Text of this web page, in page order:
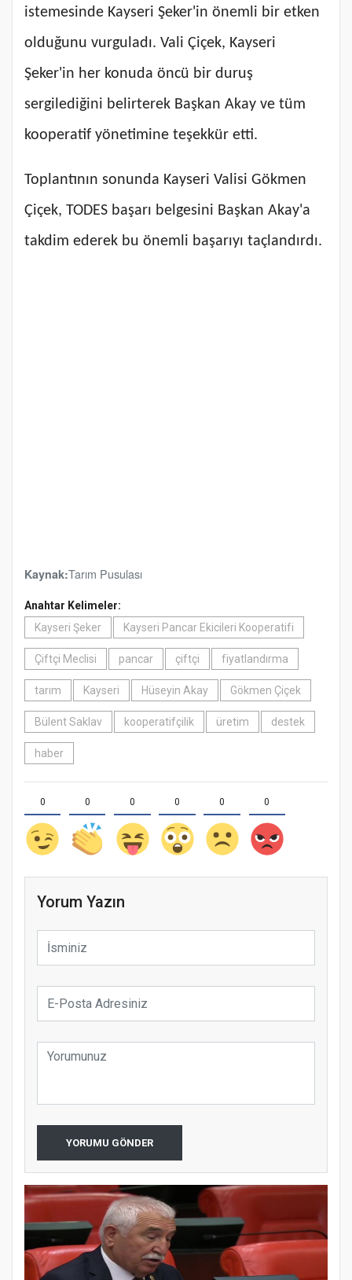
istemesinde Kayseri Şeker'in önemli bir etken
olduğunu vurguladı. Vali Çiçek, Kayseri
Şeker'in her konuda öncü bir duruş
sergilediğini belirterek Başkan Akay ve tüm
kooperatif yönetimine teşekkür etti.
Toplantının sonunda Kayseri Valisi Gökmen
Çiçek, TODES başarı belgesini Başkan Akay'a
takdim ederek bu önemli başarıyı taçlandırdı.
Kaynak:Tarım Pusulası
Anahtar Kelimeler:
Kayseri Şeker
Kayseri Pancar Ekicileri Kooperatifi
Çiftçi Meclisi pancar çiftçi fiyatlandırma
tarım Kayseri Hüseyin Akay Gökmen Çiçek
Bülent Saklav kooperatifçilik üretim destek
haber
0 0 0 0 0 0
Yorum Yazın
YORUMU GÖNDER